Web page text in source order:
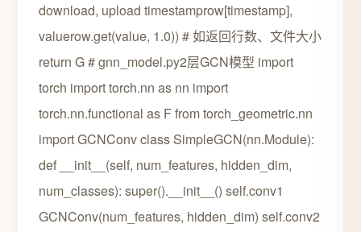
download, upload timestamprow[timestamp],
valuerow.get(value, 1.0)) # 如返回行数、文件大小
return G # gnn_model.py2层GCN模型 import
torch import torch.nn as nn import
torch.nn.functional as F from torch_geometric.nn
import GCNConv class SimpleGCN(nn.Module):
def __init__(self, num_features, hidden_dim,
num_classes): super().__init__() self.conv1
GCNConv(num_features, hidden_dim) self.conv2